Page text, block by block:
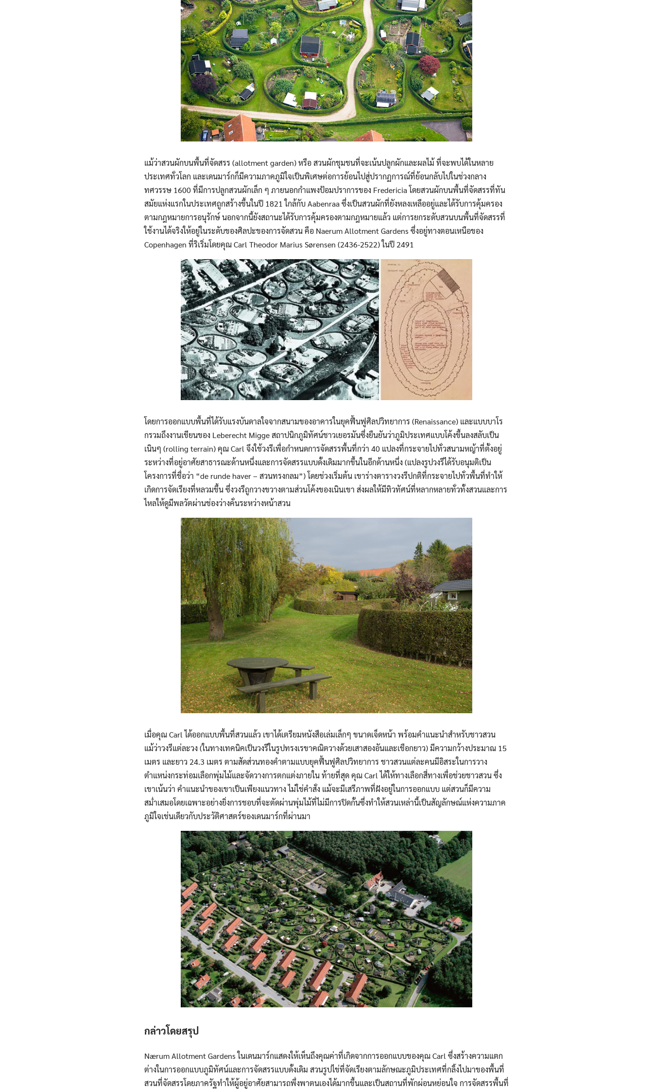
Search
for:
แม้ว่าสวนผักบนพื้นที่จัดสรร (allotment garden) หรือ สวนผักชุมชนที่จะเน้นปลูกผักและผลไม้ ที่จะพบได้ในหลาย
ประเทศทั่วโลก และเดนมาร์กก็มีความภาคภูมิใจเป็นพิเศษต่อการย้อนไปสู่ปรากฏการณ์ที่ย้อนกลับไปในช่วงกลาง
ทศวรรษ 1600 ที่มีการปลูกสวนผักเล็ก ๆ ภายนอกกำแพงป้อมปราการของ Fredericia โดยสวนผักบนพื้นที่จัดสรรที่ทัน
สมัยแห่งแรกในประเทศถูกสร้างขึ้นในปี 1821 ใกล้กับ Aabenraa ซึ่งเป็นสวนผักที่ยังหลงเหลืออยู่และได้รับการคุ้มครอง
ตามกฎหมายการอนุรักษ์ นอกจากนี้ยังสถานะได้รับการคุ้มครองตามกฎหมายแล้ว แต่การยกระดับสวนบนพื้นที่จัดสรรที่
ใช้งานได้จริงให้อยู่ในระดับของศิลปะของการจัดสวน คือ Naerum Allotment Gardens ซึ่งอยู่ทางตอนเหนือของ
Copenhagen ที่ริเริ่มโดยคุณ Carl Theodor Marius Sørensen (2436-2522) ในปี 2491
โดยการออกแบบพื้นที่ได้รับแรงบันดาลใจจากสนามของอาคารในยุคฟื้นฟูศิลปวิทยาการ (Renaissance) และแบบบาโร
กรวมถึงงานเขียนของ Leberecht Migge สถาปนิกภูมิทัศน์ชาวเยอรมันซึ่งยืนยันว่าภูมิประเทศแบบโค้งขึ้นลงสลับเป็น
เนินๆ (rolling terrain) คุณ Carl จึงใช้วงรีเพื่อกำหนดการจัดสรรพื้นที่กว่า 40 แปลงที่กระจายไปทั่วสนามหญ้าที่ตั้งอยู่
ระหว่างที่อยู่อาศัยสาธารณะด้านหนึ่งและการจัดสรรแบบดั้งเดิมมากขึ้นในอีกด้านหนึ่ง (แปลงรูปวงรีได้รับอนุมติเป็น
โครงการที่ชื่อว่า “de runde haver – สวนทรงกลม”) โดยช่วงเริ่มต้น เขาร่างตารางวงรีปกติที่กระจายไปทั่วพื้นที่ทำให้
เกิดการจัดเรียงที่หลวมขึ้น ซึ่งวงรีถูกวางขวางตามส่วนโค้งของเนินเขา ส่งผลให้มีทิวทัศน์ที่หลากหลายทั่วทั้งสวนและการ
ไหลให้ดูมีพลวัตผ่านช่องว่างคั่นระหว่างหน้าสวน
เมื่อคุณ Carl ได้ออกแบบพื้นที่สวนแล้ว เขาได้เตรียมหนังสือเล่มเล็กๆ ขนาดเจ็ดหน้า พร้อมคำแนะนำสำหรับชาวสวน
แม้ว่าวงรีแต่ละวง (ในทางเทคนิคเป็นวงรีในรูปทรงเรขาคณิตวางด้วยเสาสองอันและเชือกยาว) มีความกว้างประมาณ 15
เมตร และยาว 24.3 เมตร ตามสัดส่วนทองคำตามแบบยุคฟื้นฟูศิลปวิทยาการ ชาวสวนแต่ละคนมีอิสระในการวาง
ตำแหน่งกระท่อมเลือกพุ่มไม้และจัดวางการตกแต่งภายใน ท้ายที่สุด คุณ Carl ได้ให้ทางเลือกสี่ทางเพื่อช่วยชาวสวน ซึ่ง
เขาเน้นว่า คำแนะนำของเขาเป็นเพียงแนวทาง ไม่ใช่คำสั่ง แม้จะมีเสรีภาพที่ฝังอยู่ในการออกแบบ แต่สวนก็มีความ
สม่ำเสมอโดยเฉพาะอย่างยิ่งการชอบที่จะตัดผ่านพุ่มไม้ที่ไม่มีการปิดกั้นซึ่งทำให้สวนเหล่านี้เป็นสัญลักษณ์แห่งความภาค
ภูมิใจเช่นเดียวกับประวัติศาสตร์ของเดนมาร์กที่ผ่านมา
กล่าวโดยสรุป
Nærum Allotment Gardens ในเดนมาร์กแสดงให้เห็นถึงคุณค่าที่เกิดจากการออกแบบของคุณ Carl ซึ่งสร้างความแตก
ต่างในการออกแบบภูมิทัศน์และการจัดสรรแบบดั้งเดิม สวนรูปไข่ที่จัดเรียงตามลักษณะภูมิประเทศที่กลิ้งไปมาของพื้นที่
สวนที่จัดสรรโดยภาครัฐทำให้ผู้อยู่อาศัยสามารถพึ่งพาตนเองได้มากขึ้นและเป็นสถานที่พักผ่อนหย่อนใจ การจัดสรรพื้นที่